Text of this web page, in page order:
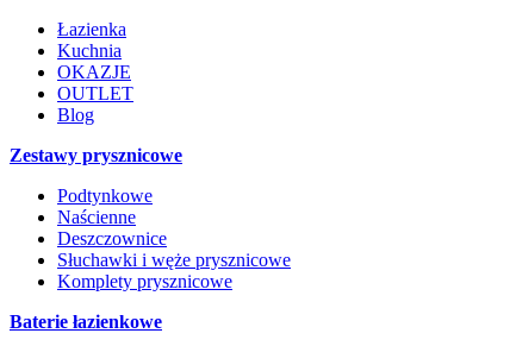
Łazienka
Kuchnia
OKAZJE
OUTLET
Blog
Zestawy prysznicowe
Podtynkowe
Naścienne
Deszczownice
Słuchawki i węże prysznicowe
Komplety prysznicowe
Baterie łazienkowe